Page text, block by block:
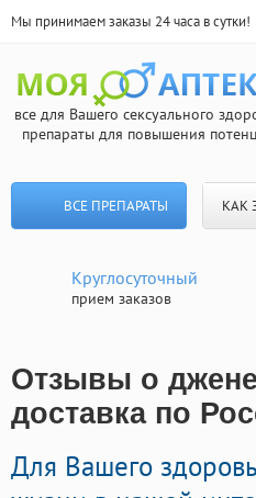
Мы принимаем заказы 24 часа в сутки!
все для Вашего сексуального
препараты для повышения
ВСЕ ПРЕПАРАТЫ КАК
Круглосуточный
прием заказов
Отзывы о
доставка по
Для Вашего